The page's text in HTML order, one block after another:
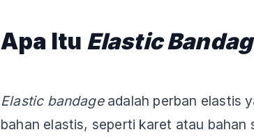
Apa Itu Elastic
Elastic bandage adalah perban elastis
bahan elastis, seperti karet atau bahan